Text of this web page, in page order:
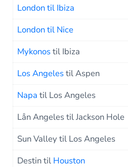
London til Ibiza
London til Nice
Mykonostil Ibiza
Los Angelestil Aspen
Napa til Los Angeles
Lån Angeles til Jackson Hole
Sun Valley til Los Angeles
Destin til Houston